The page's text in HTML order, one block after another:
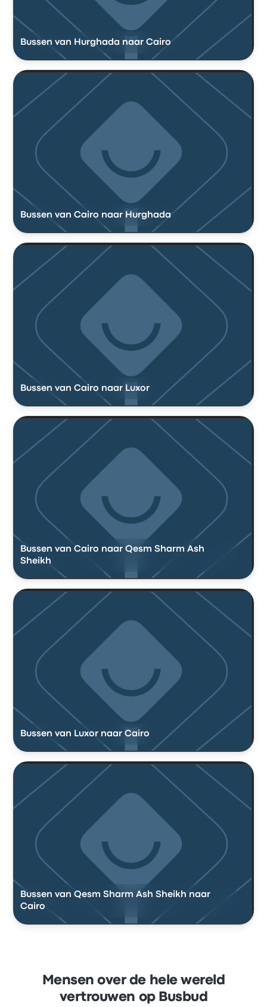
Bussen van Hurghada naar Cairo
Bussen van Cairo naar Hurghada
Bussen van Cairo naar Luxor
Bussen van Cairo naar Qesm Sharm Ash
Sheikh
Bussen van Luxor naar Cairo
Bussen van Qesm Sharm Ash Sheikh naar
Cairo
Mensen over de hele wereld
vertrouwen op Busbud